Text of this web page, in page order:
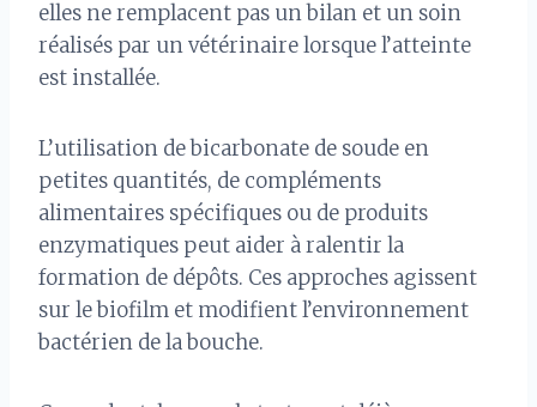
elles ne remplacent pas un bilan et un soin
réalisés par un vétérinaire lorsque l’atteinte
est installée.
L’utilisation de bicarbonate de soude en
petites quantités, de compléments
alimentaires spécifiques ou de produits
enzymatiques peut aider à ralentir la
formation de dépôts. Ces approches agissent
sur le biofilm et modifient l’environnement
bactérien de la bouche.